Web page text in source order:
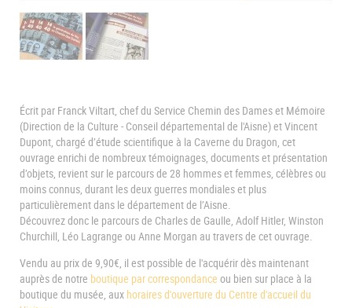
Écrit par Franck Viltart, chef du Service Chemin des Dames et Mémoire
(Direction de la Culture - Conseil départemental de l'Aisne) et Vincent
Dupont, chargé d’étude scientifique à la Caverne du Dragon, cet
ouvrage enrichi de nombreux témoignages, documents et présentation
d’objets, revient sur le parcours de 28 hommes et femmes, célèbres ou
moins connus, durant les deux guerres mondiales et plus
particulièrement dans le département de l’Aisne.
Découvrez donc le parcours de Charles de Gaulle, Adolf Hitler, Winston
Churchill, Léo Lagrange ou Anne Morgan au travers de cet ouvrage.
Vendu au prix de 9,90€, il est possible de l'acquérir dès maintenant
auprès de notre boutique par correspondance ou bien sur place à la
boutique du musée, aux horaires d'ouverture du Centre d'accueil du